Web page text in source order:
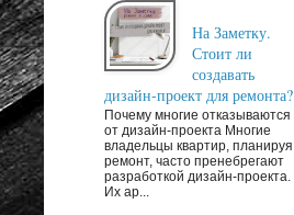
На Заметку.
Стоит ли
создавать
дизайн-проект для ремонта?
Почему многие отказываются
от дизайн-проекта Многие
владельцы квартир, планируя
ремонт, часто пренебрегают
разработкой дизайн-проекта.
Их ар...